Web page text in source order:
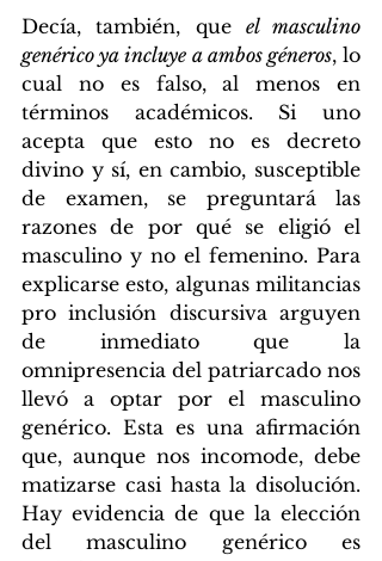
Decía, también, que el masculino
genérico ya incluye a ambos géneros, lo
cual no es falso, al menos en
términos académicos. Si uno
acepta que esto no es decreto
divino y sí, en cambio, susceptible
de examen, se preguntará las
razones de por qué se eligió el
masculino y no el femenino. Para
explicarse esto, algunas militancias
pro inclusión discursiva arguyen
de inmediato que la
omnipresencia del patriarcado nos
llevó a optar por el masculino
genérico. Esta es una afirmación
que, aunque nos incomode, debe
matizarse casi hasta la disolución.
Hay evidencia de que la elección
del masculino genérico es